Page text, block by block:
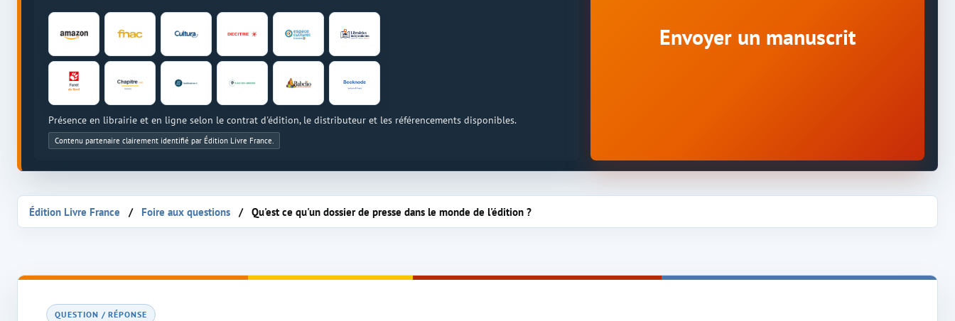
Présence en librairie et en ligne selon le contrat d'édition, le distributeur et les référencements disponibles.
Contenu partenaire clairement identifié par Édition Livre France.
Envoyer un manuscrit
Édition Livre France Foire aux questions Qu'est ce qu'un dossier de presse dans le monde de l'édition ?
QUESTION / RÉPONSE